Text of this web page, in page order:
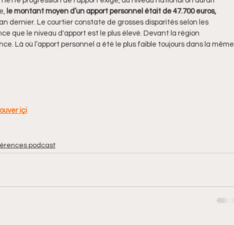
le montant moyen d’un apport personnel était de 47.700 euros,
dernier. Le courtier constate de grosses disparités selon les
que le niveau d'apport est le plus élevé. Devant la région
Là où l’apport personnel a été le plus faible toujours dans la même
içi
podcast